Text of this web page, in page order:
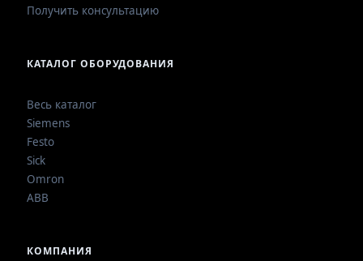
Получить консультацию
КАТАЛОГ ОБОРУДОВАНИЯ
Весь каталог
Siemens
Festo
Sick
Omron
ABB
КОМПАНИЯ